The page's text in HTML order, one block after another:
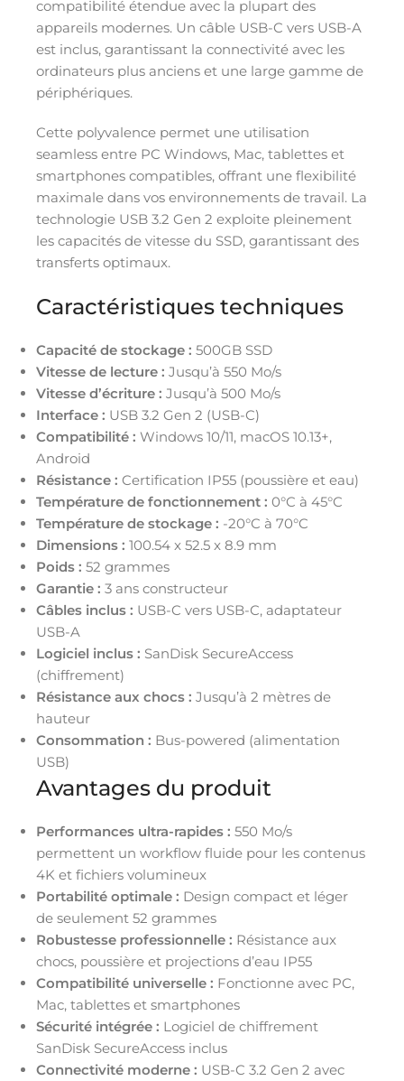
compatibilité étendue avec la plupart des
appareils modernes. Un câble USB-C vers USB-A
est inclus, garantissant la connectivité avec les
ordinateurs plus anciens et une large gamme de
périphériques.
Cette polyvalence permet une utilisation
seamless entre PC Windows, Mac, tablettes et
smartphones compatibles, offrant une flexibilité
maximale dans vos environnements de travail. La
technologie USB 3.2 Gen 2 exploite pleinement
les capacités de vitesse du SSD, garantissant des
transferts optimaux.
Caractéristiques techniques
Capacité de stockage : 500GB SSD
Vitesse de lecture : Jusqu’à 550 Mo/s
Vitesse d’écriture : Jusqu’à 500 Mo/s
Interface : USB 3.2 Gen 2 (USB-C)
Compatibilité : Windows 10/11, macOS 10.13+,
Android
Résistance : Certification IP55 (poussière et eau)
Température de fonctionnement : 0°C à 45°C
Température de stockage : -20°C à 70°C
Dimensions : 100.54 x 52.5 x 8.9 mm
Poids : 52 grammes
Garantie : 3 ans constructeur
Câbles inclus : USB-C vers USB-C, adaptateur
USB-A
Logiciel inclus : SanDisk SecureAccess
(chiffrement)
Résistance aux chocs : Jusqu’à 2 mètres de
hauteur
Consommation : Bus-powered (alimentation
USB)
Avantages du produit
Performances ultra-rapides : 550 Mo/s
permettent un workflow fluide pour les contenus
4K et fichiers volumineux
Portabilité optimale : Design compact et léger
de seulement 52 grammes
Robustesse professionnelle : Résistance aux
chocs, poussière et projections d’eau IP55
Compatibilité universelle : Fonctionne avec PC,
Mac, tablettes et smartphones
Sécurité intégrée : Logiciel de chiffrement
SanDisk SecureAccess inclus
Connectivité moderne : USB-C 3.2 Gen 2 avec